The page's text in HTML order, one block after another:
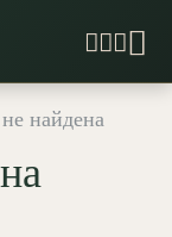
найдена